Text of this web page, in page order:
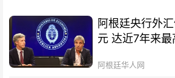
阿根廷央行外
元 达近7年来最
阿根廷华人网